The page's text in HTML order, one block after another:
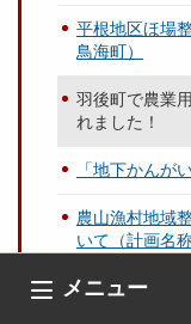
メニュー
平根地区ほ場
鳥海町）
羽後町で農業
れました！
「地下かんが
農山漁村地域
いて（計画名